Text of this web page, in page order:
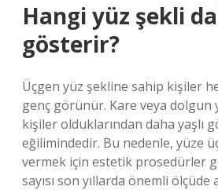
Hangi yüz şekli
gösterir?
Üçgen yüz şekline sahip kişiler
genç görünür. Kare veya dolgun
kişiler olduklarından daha yaşlı
eğilimindedir. Bu nedenle, yüze
vermek için estetik prosedürler
sayısı son yıllarda önemli ölçüde